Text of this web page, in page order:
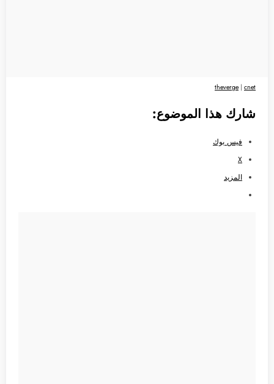
theverge | cnet
شارك هذا الموضوع:
فيس بوك
X
المزيد